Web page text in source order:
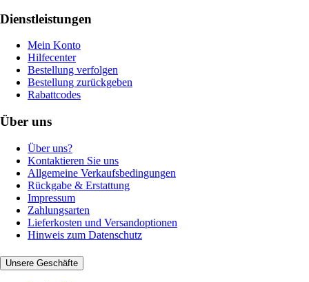
Dienstleistungen
Mein Konto
Hilfecenter
Bestellung verfolgen
Bestellung zurückgeben
Rabattcodes
Über uns
Über uns?
Kontaktieren Sie uns
Allgemeine Verkaufsbedingungen
Rückgabe & Erstattung
Impressum
Zahlungsarten
Lieferkosten und Versandoptionen
Hinweis zum Datenschutz
Unsere Geschäfte